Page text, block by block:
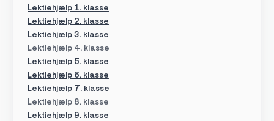
Lektiehjælp 4. klasse
Lektiehjælp 5. klasse
Lektiehjælp 8. klasse
Lektiehjælp 1. klasse
Lektiehjælp 6. klasse
Lektiehjælp 7. klasse
Lektiehjælp 2. klasse
Lektiehjælp 3. klasse
Lektiehjælp 9. klasse